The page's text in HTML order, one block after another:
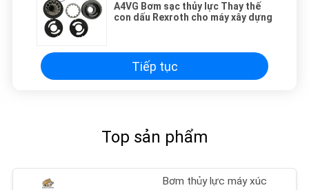
A4VG Bơm sạc thủy lực Thay thế
con dấu Rexroth cho máy xây dựng
Tiếp tục
Top sản phẩm
Bơm thủy lực máy xúc